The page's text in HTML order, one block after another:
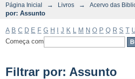
Página Inicial → Livros → Acervo das
por: Assunto
A B C D E F G H J K M N O P Q R S T
Começa com
Filtrar por: Assunto